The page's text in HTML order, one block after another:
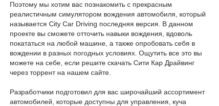
Поэтому мы хотим вас познакомить с прекрасным
реалистичным симулятором вождения автомобиля, который
называется City Car Driving последняя версия. В данном
проекте вы сможете отточить навыки вождения, вдоволь
покататься на любой машине, а также опробовать себя в
вождении в разных погодных условиях. Ощутить все это вы
можете на себе, если решите скачать Сити Кар Драйвинг
через торрент на нашем сайте.
Разработчики подготовил для вас широчайший ассортимент
автомобилей, которые доступны для управления, куча